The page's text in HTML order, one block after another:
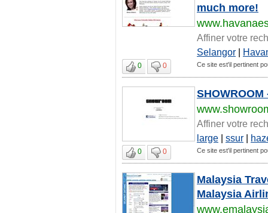
much more!
Affiner votre
Selangor |
0 0 Ce site est'il pertinent
Affiner votre
large | ssur |
0 0 Ce site est'il pertinent
Malaysia
Malaysia